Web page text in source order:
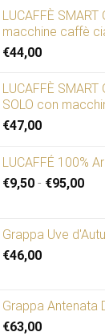
LUCAFFÈ
macchine caffè
€44,00
LUCAFFÈ
SOLO con
€47,00
LUCAFFÉ 100%
€9,50 - €95,00
da
Grappa Uve
€46,00
Grappa Antenata
€63,00